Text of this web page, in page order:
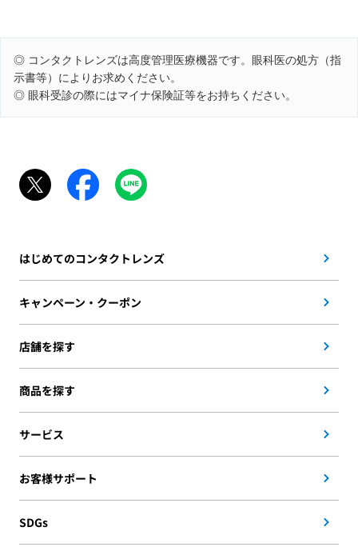
◎ コンタクトレンズは高度管理医療機器です。眼科医の処方（指
示書等）によりお求めください。
◎ 眼科受診の際にはマイナ保険証等をお持ちください。
はじめてのコンタクトレンズ
キャンペーン・クーポン
店舗を探す
商品を探す
サービス
お客様サポート
SDGs